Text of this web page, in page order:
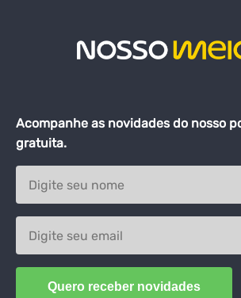
Acompanhe as novidades do nosso
gratuita.